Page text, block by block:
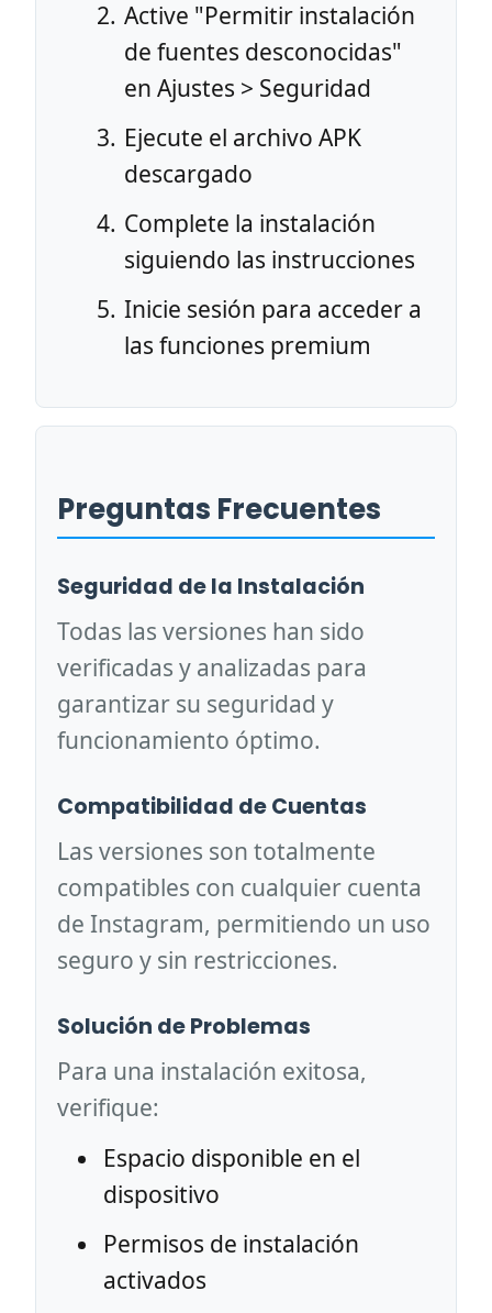
Active "Permitir instalación
de fuentes desconocidas"
en Ajustes > Seguridad
Ejecute el archivo APK
descargado
Complete la instalación
siguiendo las instrucciones
Inicie sesión para acceder a
las funciones premium
Preguntas Frecuentes
Seguridad de la Instalación
Todas las versiones han sido
verificadas y analizadas para
garantizar su seguridad y
funcionamiento óptimo.
Compatibilidad de Cuentas
Las versiones son totalmente
compatibles con cualquier cuenta
de Instagram, permitiendo un uso
seguro y sin restricciones.
Solución de Problemas
Para una instalación exitosa,
verifique:
Espacio disponible en el
dispositivo
Permisos de instalación
activados